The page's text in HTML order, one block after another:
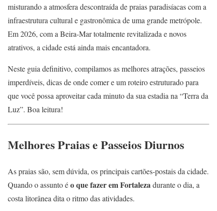
misturando a atmosfera descontraída de praias paradisíacas com a
infraestrutura cultural e gastronômica de uma grande metrópole.
Em 2026, com a Beira-Mar totalmente revitalizada e novos
atrativos, a cidade está ainda mais encantadora.
Neste guia definitivo, compilamos as melhores atrações, passeios
imperdíveis, dicas de onde comer e um roteiro estruturado para
que você possa aproveitar cada minuto da sua estadia na “Terra da
Luz”. Boa leitura!
Melhores Praias e Passeios Diurnos
As praias são, sem dúvida, os principais cartões-postais da cidade.
Quando o assunto éo que fazer em Fortalezadurante o dia, a
costa litorânea dita o ritmo das atividades.